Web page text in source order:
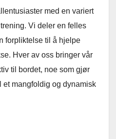
med en variert
Vi deler en felles
forpliktelse til å hjelpe
Hver av oss bringer vår
til bordet, noe som gjør
et mangfoldig og dynamisk